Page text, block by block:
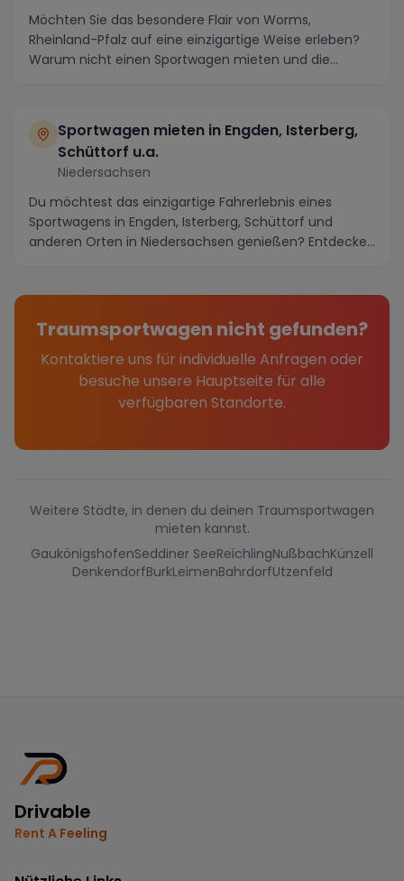
Möchten Sie das besondere Flair von Worms,
Rheinland-Pfalz auf eine einzigartige Weise erleben?
Warum nicht einen Sportwagen mieten und die
Sportwagen mieten in Engden, Isterberg,
Schüttorf u.a.
Niedersachsen
Du möchtest das einzigartige Fahrerlebnis eines
Sportwagens in Engden, Isterberg, Schüttorf und
anderen Orten in Niedersachsen genießen? Entdecke
Traumsportwagen nicht gefunden?
Kontaktiere uns für individuelle Anfragen oder
besuche unsere Hauptseite für alle
verfügbaren Standorte.
Weitere Städte, in denen du deinen Traumsportwagen
mieten kannst.
GaukönigshofenSeddiner SeeReichlingNußbachKünzell
DenkendorfBurkLeimenBahrdorfUtzenfeld
Drivable
Rent A Feeling